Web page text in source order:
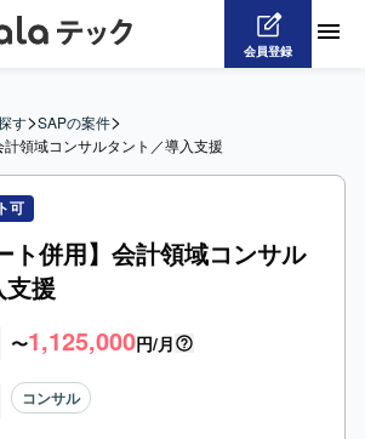
会員登録
す>SAPの案件>
計領域コンサルタント／導入支援
可
ト併用】会計領域コンサル
援
〜1,125,000円/月
コンサル